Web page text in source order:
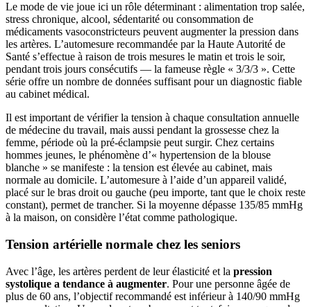
Le mode de vie joue ici un rôle déterminant : alimentation trop salée,
stress chronique, alcool, sédentarité ou consommation de
médicaments vasoconstricteurs peuvent augmenter la pression dans
les artères. L’automesure recommandée par la Haute Autorité de
Santé s’effectue à raison de trois mesures le matin et trois le soir,
pendant trois jours consécutifs — la fameuse règle « 3/3/3 ». Cette
série offre un nombre de données suffisant pour un diagnostic fiable
au cabinet médical.
Il est important de vérifier la tension à chaque consultation annuelle
de médecine du travail, mais aussi pendant la grossesse chez la
femme, période où la pré-éclampsie peut surgir. Chez certains
hommes jeunes, le phénomène d’« hypertension de la blouse
blanche » se manifeste : la tension est élevée au cabinet, mais
normale au domicile. L’automesure à l’aide d’un appareil validé,
placé sur le bras droit ou gauche (peu importe, tant que le choix reste
constant), permet de trancher. Si la moyenne dépasse 135/85 mmHg
à la maison, on considère l’état comme pathologique.
Tension artérielle normale chez les seniors
Avec l’âge, les artères perdent de leur élasticité et la pression
systolique a tendance à augmenter. Pour une personne âgée de
plus de 60 ans, l’objectif recommandé est inférieur à 140/90 mmHg